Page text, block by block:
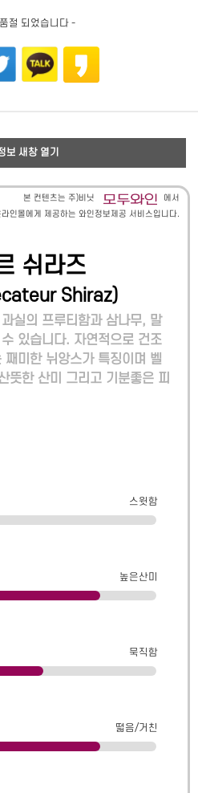
절 되었습니다 -
보 새창 열기
본 컨텐츠는 주)비닛
에서
라인몰에게 제공하는 와인정보제공 서비스입니다.
쉬라즈
Shiraz)
실의 프루티함과 삼나무, 말
있습니다. 자연적으로 건조
미한 뉘앙스가 특징이며 벨
뜻한 산미 그리고 기분좋은 피
스윗함
높은산미
묵직함
떫음/거친